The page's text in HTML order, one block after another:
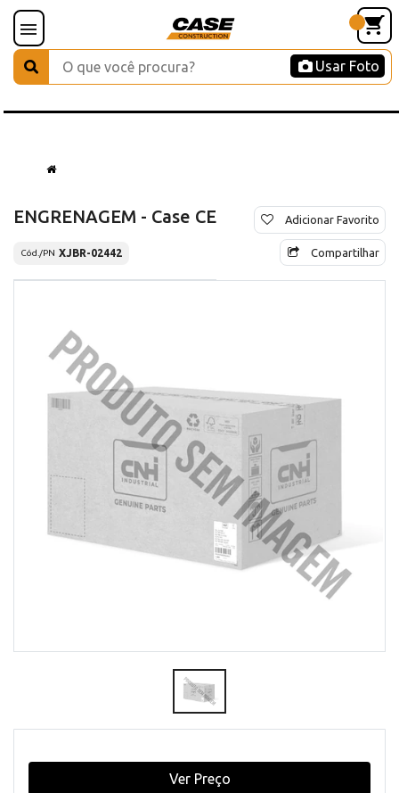
Usar Foto
ENGRENAGEM - Case CE
Cód./PN XJBR-02442
Adicionar Favorito
Compartilhar
Ver Preço